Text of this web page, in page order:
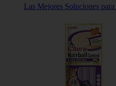
Las Mejores Soluciones